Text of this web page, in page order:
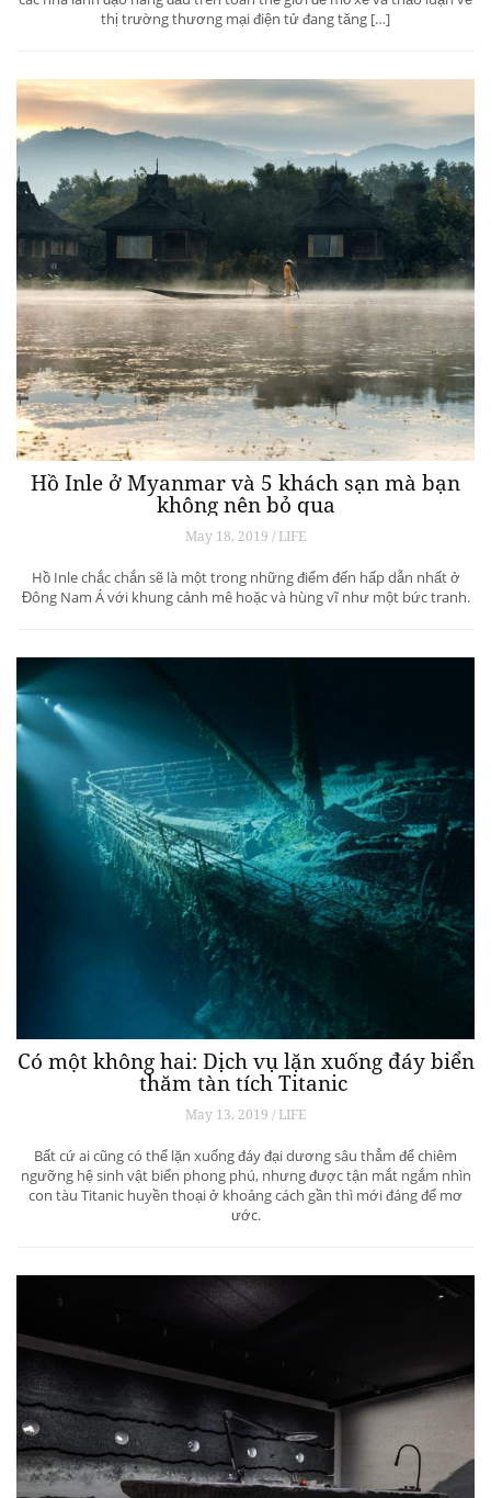
thị trường thương mại điện tử đang tăng […]
Hồ Inle ở Myanmar và 5 khách sạn mà bạn
không nên bỏ qua
May 18, 2019 / LIFE
Hồ Inle chắc chắn sẽ là một trong những điểm đến hấp dẫn nhất ở
Đông Nam Á với khung cảnh mê hoặc và hùng vĩ như một bức tranh.
Có một không hai: Dịch vụ lặn xuống đáy biển
thăm tàn tích Titanic
May 13, 2019 / LIFE
Bất cứ ai cũng có thể lặn xuống đáy đại dương sâu thẳm để chiêm
ngưỡng hệ sinh vật biển phong phú, nhưng được tận mắt ngắm nhìn
con tàu Titanic huyền thoại ở khoảng cách gần thì mới đáng để mơ
ước.